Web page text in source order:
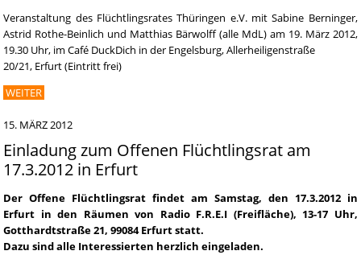
Veranstaltung des Flüchtlingsrates Thüringen e.V. mit Sabine Berninger,
Astrid Rothe-Beinlich und Matthias Bärwolff (alle MdL) am 19. März 2012,
19.30 Uhr, im Café DuckDich in der Engelsburg, Allerheiligenstraße
20/21, Erfurt (Eintritt frei)
WEITER
15. MÄRZ 2012
Einladung zum Offenen Flüchtlingsrat am
17.3.2012 in Erfurt
Der Offene Flüchtlingsrat findet am Samstag, den 17.3.2012 in
Erfurt in den Räumen von Radio F.R.E.I (Freifläche), 13-17 Uhr,
Gotthardtstraße 21, 99084 Erfurt statt.
Dazu sind alle Interessierten herzlich eingeladen.